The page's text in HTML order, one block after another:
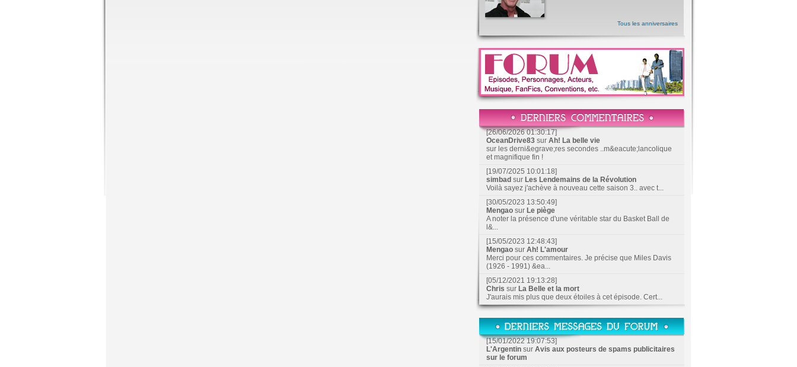
Tous les anniversaires
[26/06/2026 01:30:17]
OceanDrive83 sur Ah! La belle vie
sur les derni&egrave;res secondes ..m&eacute;lancolique
et magnifique fin !
[19/07/2025 10:01:18]
simbad sur Les Lendemains de la Révolution
Voilà sayez j'achève à nouveau cette saison 3.. avec t...
[30/05/2023 13:50:49]
Mengao sur Le piège
A noter la présence d'une véritable star du Basket Ball de
l&...
[15/05/2023 12:48:43]
Mengao sur Ah! L'amour
Merci pour ces commentaires. Je précise que Miles Davis
(1926 - 1991) &ea...
[05/12/2021 19:13:28]
Chris sur La Belle et la mort
J'aurais mis plus que deux étoiles à cet épisode. Cert...
[15/01/2022 19:07:53]
L'Argentin sur Avis aux posteurs de spams publicitaires
sur le forum